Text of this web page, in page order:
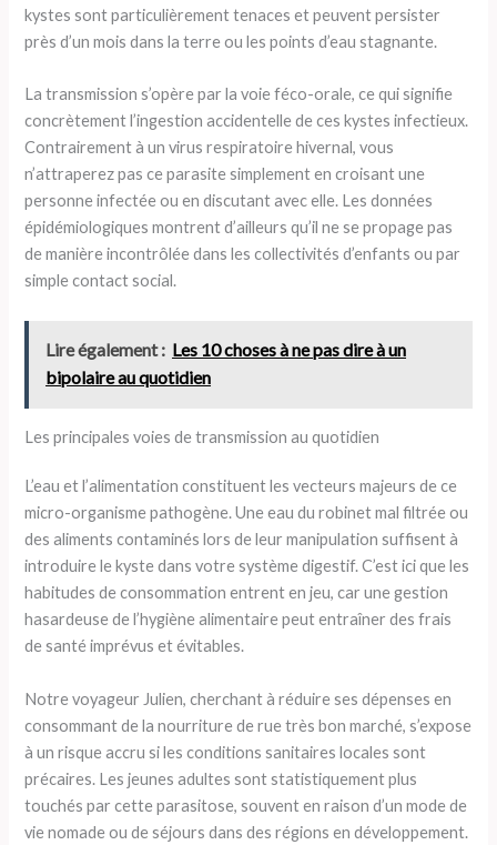
kystes sont particulièrement tenaces et peuvent persister
près d’un mois dans la terre ou les points d’eau stagnante.
La transmission s’opère par la voie féco-orale, ce qui signifie
concrètement l’ingestion accidentelle de ces kystes infectieux.
Contrairement à un virus respiratoire hivernal, vous
n’attraperez pas ce parasite simplement en croisant une
personne infectée ou en discutant avec elle. Les données
épidémiologiques montrent d’ailleurs qu’il ne se propage pas
de manière incontrôlée dans les collectivités d’enfants ou par
simple contact social.
Lire également : Les 10 choses à ne pas dire à un
bipolaire au quotidien
Les principales voies de transmission au quotidien
L’eau et l’alimentation constituent les vecteurs majeurs de ce
micro-organisme pathogène. Une eau du robinet mal filtrée ou
des aliments contaminés lors de leur manipulation suffisent à
introduire le kyste dans votre système digestif. C’est ici que les
habitudes de consommation entrent en jeu, car une gestion
hasardeuse de l’hygiène alimentaire peut entraîner des frais
de santé imprévus et évitables.
Notre voyageur Julien, cherchant à réduire ses dépenses en
consommant de la nourriture de rue très bon marché, s’expose
à un risque accru si les conditions sanitaires locales sont
précaires. Les jeunes adultes sont statistiquement plus
touchés par cette parasitose, souvent en raison d’un mode de
vie nomade ou de séjours dans des régions en développement.